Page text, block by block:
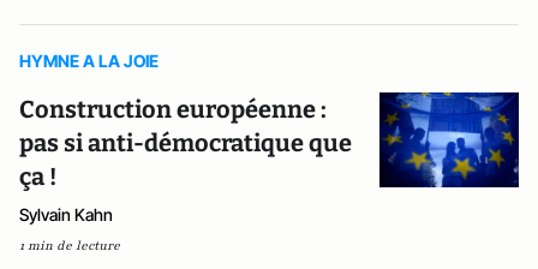
HYMNE A LA JOIE
Construction européenne :
pas si anti-démocratique que
ça !
Sylvain Kahn
1 min de lecture